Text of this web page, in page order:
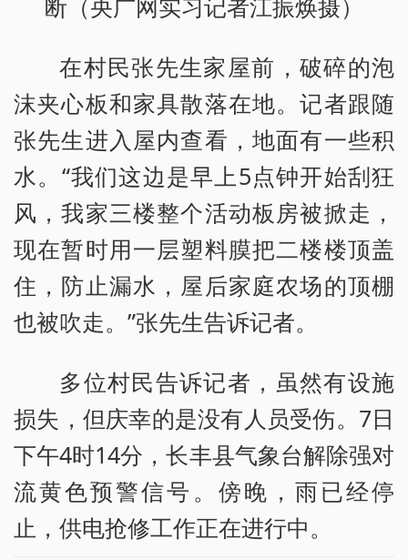
在村民张先生家屋前，破碎的泡
沫夹心板和家具散落在地。记者跟随
张先生进入屋内查看，地面有一些积
水。“我们这边是早上5点钟开始刮狂
风，我家三楼整个活动板房被掀走，
现在暂时用一层塑料膜把二楼楼顶盖
住，防止漏水，屋后家庭农场的顶棚
也被吹走。”张先生告诉记者。
多位村民告诉记者，虽然有设施
损失，但庆幸的是没有人员受伤。7日
下午4时14分，长丰县气象台解除强对
流黄色预警信号。傍晚，雨已经停
止，供电抢修工作正在进行中。